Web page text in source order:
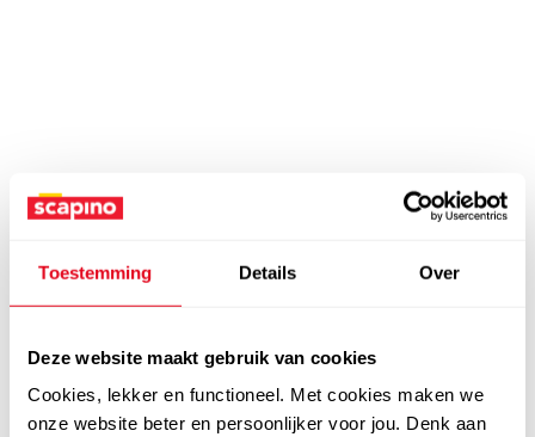
Toestemming Details Over
Deze website maakt gebruik van cookies
Cookies, lekker en functioneel. Met cookies maken we
onze website beter en persoonlijker voor jou. Denk aan